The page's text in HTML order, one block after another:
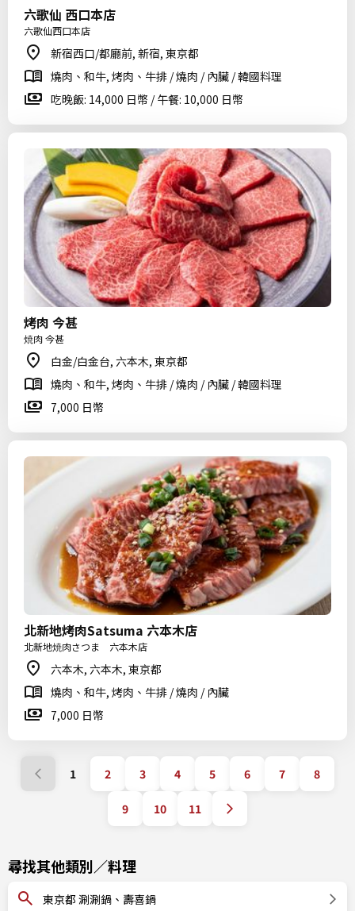
六歌仙 西口本店
六歌仙西口本店
新宿西口/都廳前, 新宿, 東京都
燒肉、和牛, 烤肉、牛排 / 燒肉 / 內臟 / 韓國料理
吃晚飯: 14,000 日幣 / 午餐: 10,000 日幣
烤肉 今甚
焼肉 今甚
白金/白金台, 六本木, 東京都
燒肉、和牛, 烤肉、牛排 / 燒肉 / 內臟 / 韓國料理
7,000 日幣
北新地烤肉Satsuma 六本木店
北新地焼肉さつま 六本木店
六本木, 六本木, 東京都
燒肉、和牛, 烤肉、牛排 / 燒肉 / 內臟
7,000 日幣
1 2 3 4 5 6 7 8
9 10 11
尋找其他類別／料理
東京都 涮涮鍋、壽喜鍋